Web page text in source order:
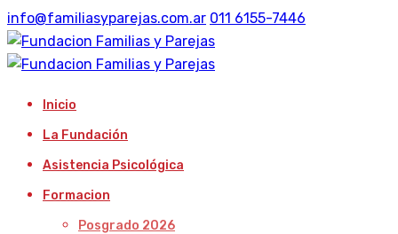
info@familiasyparejas.com.ar 011 6155-7446
Inicio
La Fundación
Asistencia Psicológica
Formacion
Posgrado 2026